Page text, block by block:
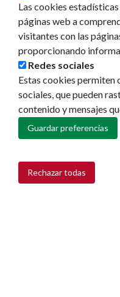
Ayuntamiento de Pamplona
Plaza Consistorial, s/n
948 420 100
pamplona@pamplona.es
Las cookies
páginas web a
visitantes con las
proporcionando
Redes sociales
Estas cookies permiten
sociales, que pueden
contenido y mensajes
Guardar preferencias
Rechazar todas
Retirar consentimiento